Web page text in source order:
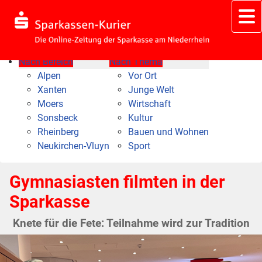
Nach Bereich
Alpen
Xanten
Moers
Sonsbeck
Rheinberg
Neukirchen-Vluyn
Nach Thema
Vor Ort
Junge Welt
Wirtschaft
Kultur
Bauen und Wohnen
Sport
Gymnasiasten filmten in der
Sparkasse
Knete für die Fete: Teilnahme wird zur Tradition